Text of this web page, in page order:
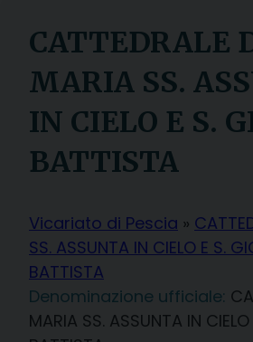
CATTEDRALE
MARIA SS.
IN CIELO E S.
BATTISTA
Vicariato di Pescia »
SS. ASSUNTA IN CIELO E S.
BATTISTA
Denominazione ufficiale:
MARIA SS. ASSUNTA IN